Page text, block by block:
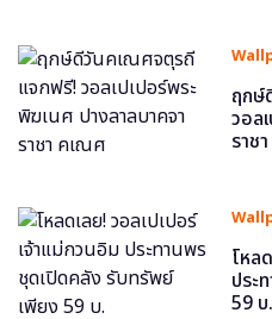
ฤกษ์
วอล
ราช
โหล
ประ
59 บ.